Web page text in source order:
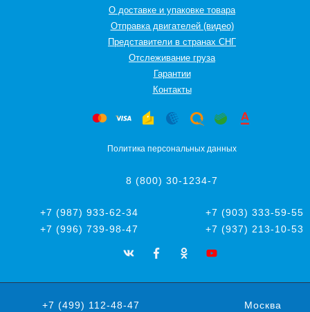
О доставке и упаковке товара
Отправка двигателей (видео)
Представители в странах СНГ
Oтслеживание груза
Гарантии
Контакты
Политика персональных данных
8 (800) 30-1234-7
+7 (987) 933-62-34
+7 (903) 333-59-55
+7 (996) 739-98-47
+7 (937) 213-10-53
+7 (499) 112-48-47 Москва